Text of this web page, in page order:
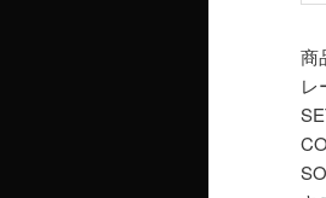
商
レ